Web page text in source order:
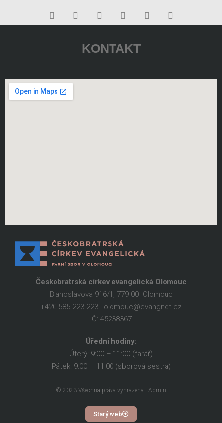
KONTAKT
Českobratrská církev evangelická Olomouc
Blahoslavova 916/1, 779 00 Olomouc
+420 585 223 223 | olomouc@evangnet.cz
IČ: 45238367
Úřední hodiny:
Úterý: 9:00 – 11:00 (farář)
Pátek: 9:00 – 11:00 (sborová sestra)
© 2023 Všechna práva vyhrazena | Admin
Starý web